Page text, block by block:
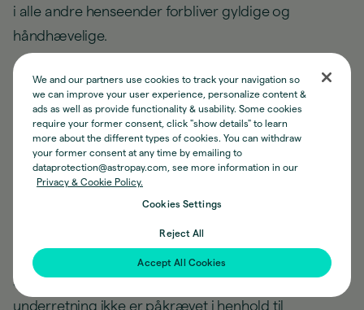
i alle andre henseender forbliver gyldige og
håndhævelige.
16. Ændring og annullering
16.1. Vi kan ændre eller ændre vilkårene og
betingelserne i disse vilkår til enhver tid, underlagt
gældende lov. Du vil blive underrettet om enhver
ændring på den måde, der kræves i henhold til
gældende lov, og ved at offentliggøre en opdateret
version af disse vilkår på hjemmesiden og/eller
mobilappen. Hvis ændringen foretages af
sikkerhedsmæssige årsager, eller hvis avanceret
underretning ikke er påkrævet i henhold til
We and our partners use cookies to track your navigation so
we can improve your user experience, personalize content &
ads as well as provide functionality & usability. Some cookies
require your former consent, click "show details" to learn
more about the different types of cookies. You can withdraw
your former consent at any time by emailing to
dataprotection@astropay.com, see more information in our
Privacy & Cookie Policy.
Cookies Settings
Reject All
Accept All Cookies